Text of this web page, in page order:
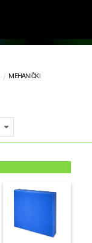
/ MEHANIČKI